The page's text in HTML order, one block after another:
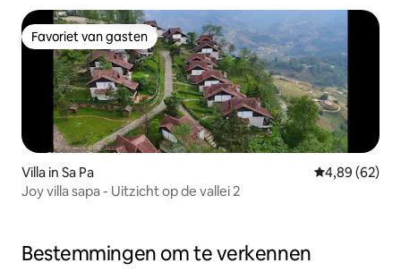
Favoriet van gasten
Favoriet van gasten
Villa in Sa Pa Gemiddelde
4,89 (62)
Joy villa sapa - Uitzicht op de vallei 2
Bestemmingen om te verkennen